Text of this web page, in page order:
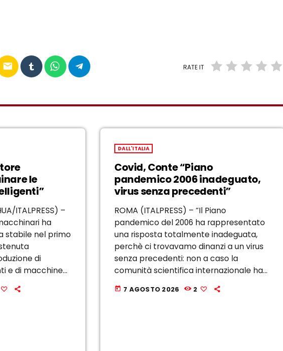
email RATE IT
le
ITALPRESS) –
ha
stabile nel primo
di
e di macchine
i dati
DALL'ITALIA
Covid, Conte “Piano
pandemico 2006 inadeguato,
virus senza precedenti”
ROMA (ITALPRESS) – “Il Piano
pandemico del 2006 ha rappresentato
una risposta totalmente inadeguata,
perchè ci trovavamo dinanzi a un virus
senza precedenti: non a caso la
comunità scientifica internazionale ha
predisposto uno strumento di risposta
specificamente modellato sul Covid;
today 7 AGOSTO 2026 2